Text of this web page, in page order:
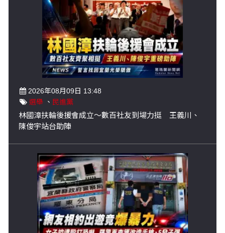
2026年08月09日 13:48
選舉 、 民進黨
林國漳扶輪後援會成立～數百社友到場力挺 王義川、
陳俊宇站台助陣